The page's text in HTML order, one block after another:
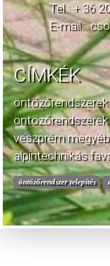
Tel.: + 36
E-mail:
CÍMKÉK
veszprém
alpintechnikás
öntözőrendszer telepítés